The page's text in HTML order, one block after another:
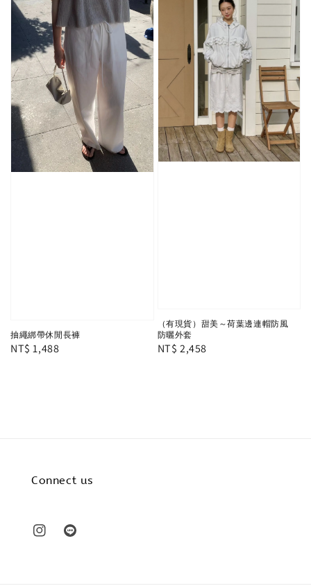
抽繩綁帶休閒長褲
Regular
NT$ 1,488
（有現貨）甜美～荷葉邊連帽防風
防曬外套
Regular
NT$ 2,458
Connect us